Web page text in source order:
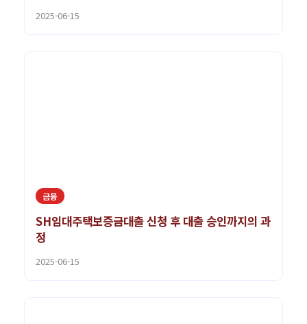
2025-06-15
금융
SH임대주택보증금대출 신청 후 대출 승인까지의 과
정
2025-06-15